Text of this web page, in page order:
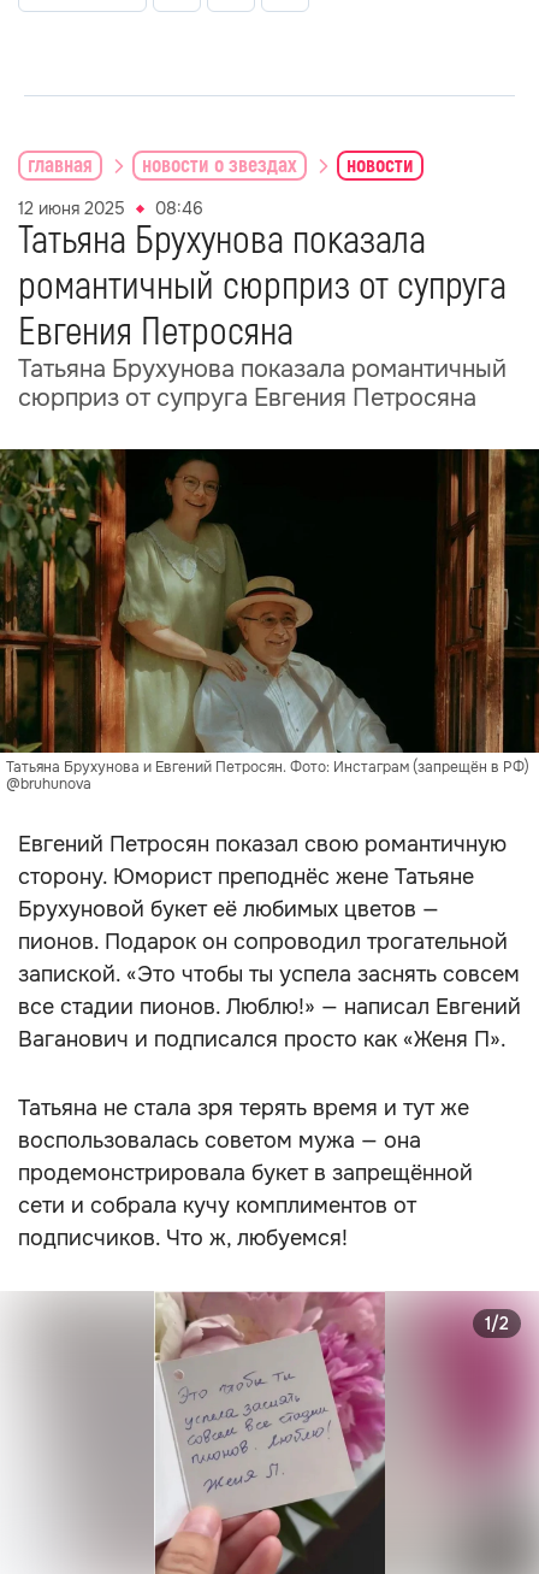
главная новости о звездах новости
12 июня 2025 08:46
Татьяна Брухунова показала
романтичный сюрприз от супруга
Евгения Петросяна
Татьяна Брухунова показала романтичный
сюрприз от супруга Евгения Петросяна
Татьяна Брухунова и Евгений Петросян. Фото: Инстаграм (запрещён в РФ)
@bruhunova
Евгений Петросян показал свою романтичную
сторону. Юморист преподнёс жене Татьяне
Брухуновой букет её любимых цветов —
пионов. Подарок он сопроводил трогательной
запиской. «Это чтобы ты успела заснять совсем
все стадии пионов. Люблю!» — написал Евгений
Ваганович и подписался просто как «Женя П».
Татьяна не стала зря терять время и тут же
воспользовалась советом мужа — она
продемонстрировала букет в запрещённой
сети и собрала кучу комплиментов от
подписчиков. Что ж, любуемся!
1/2